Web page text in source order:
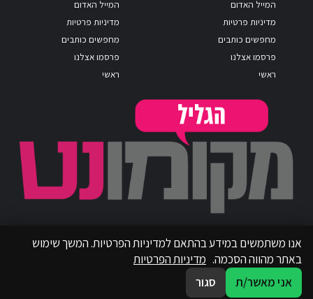
המייל האדום
מדיניות פרטיות
מחפשים כותבים
פרסמו אצלנו
ראשי
המייל האדום
מדיניות פרטיות
מחפשים כותבים
פרסמו אצלנו
ראשי
אנו משתמשים במידע בהתאם למדיניות הפרטיות. המשך שימוש
באתר מהווה הסכמה. מדיניות הפרטיות
אני מאשר/ת
סגור